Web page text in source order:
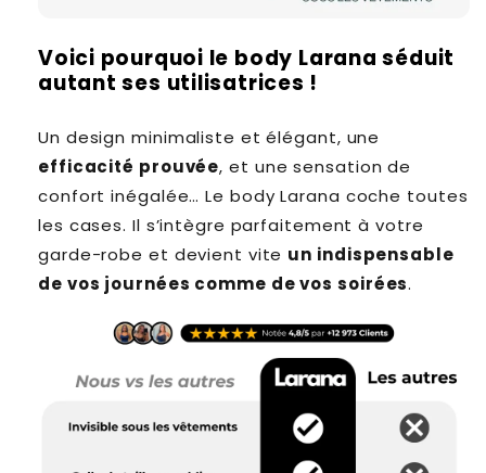
Voici pourquoi le body Larana séduit
autant ses utilisatrices !
Un design minimaliste et élégant, une
efficacité prouvée, et une sensation de
confort inégalée… Le body Larana coche toutes
les cases. Il s’intègre parfaitement à votre
garde-robe et devient vite un indispensable
de vos journées comme de vos soirées.